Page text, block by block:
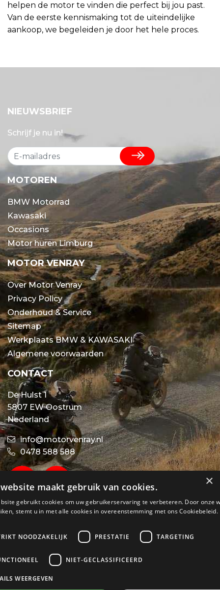
helpen de motor te vinden die perfect bij jou past.
Van de eerste kennismaking tot de uiteindelijke
aankoop, we begeleiden je door het hele proces.
NIEUWSBRIEF
Schrijf je nu in!
MOTOREN
BMW Motorrad
Kawasaki
Occasions
Motor huren Limburg
MOTOR VENRAY
Over Motor Venray
Privacy Policy
Onderhoud & Service
Sitemap
Werkplaats BMW & KAWASAKI
Algemene voorwaarden
CONTACT
De Hulst 1
5807 EW Oostrum
Nederland
info@motorvenray.nl
0478 588 588
×
maakt gebruik van cookies.
gebruikt cookies om uw gebruikerservaring te verbeteren. Door onze
stemt u in met alle cookies in overeenstemming met ons Cookiebeleid.
NOODZAKELIJK PRESTATIE TARGETING
NIET-GECLASSIFICEERD
WEERGEVEN